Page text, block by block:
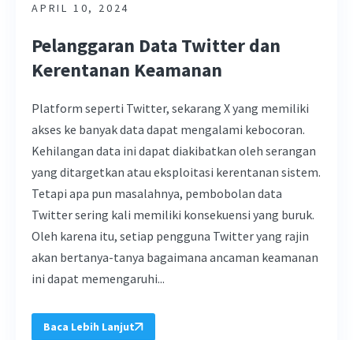
APRIL 10, 2024
Pelanggaran Data Twitter dan
Kerentanan Keamanan
Platform seperti Twitter, sekarang X yang memiliki
akses ke banyak data dapat mengalami kebocoran.
Kehilangan data ini dapat diakibatkan oleh serangan
yang ditargetkan atau eksploitasi kerentanan sistem.
Tetapi apa pun masalahnya, pembobolan data
Twitter sering kali memiliki konsekuensi yang buruk.
Oleh karena itu, setiap pengguna Twitter yang rajin
akan bertanya-tanya bagaimana ancaman keamanan
ini dapat memengaruhi...
Baca Lebih Lanjut